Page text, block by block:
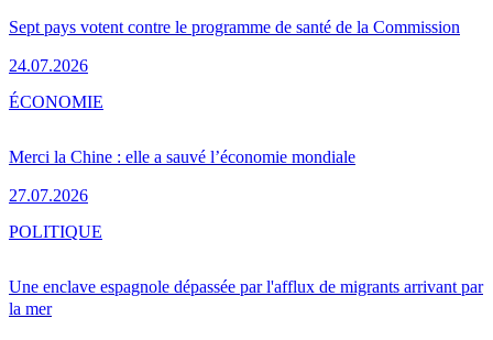
Sept pays votent contre le programme de santé de la Commission
24.07.2026
Merci la Chine : elle a sauvé l’économie mondiale
27.07.2026
ÉCONOMIE
Une enclave espagnole dépassée par l'afflux de migrants arrivant par
la mer
POLITIQUE